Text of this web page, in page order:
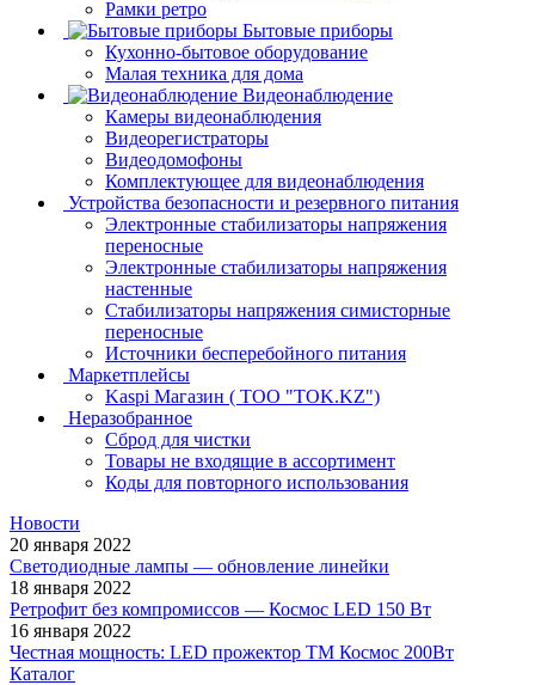
Рамки ретро
Бытовые приборы
Кухонно-бытовое оборудование
Малая техника для дома
Видеонаблюдение
Камеры видеонаблюдения
Видеорегистраторы
Видеодомофоны
Комплектующее для видеонаблюдения
Устройства безопасности и резервного питания
Электронные стабилизаторы напряжения
переносные
Электронные стабилизаторы напряжения
настенные
Стабилизаторы напряжения симисторные
переносные
Источники бесперебойного питания
Маркетплейсы
Kaspi Магазин ( ТОО "TOK.KZ")
Неразобранное
Сброд для чистки
Товары не входящие в ассортимент
Коды для повторного использования
Новости
20 января 2022
Светодиодные лампы — обновление линейки
18 января 2022
Ретрофит без компромиссов — Космос LED 150 Вт
16 января 2022
Честная мощность: LED прожектор ТМ Космос 200Вт
Каталог